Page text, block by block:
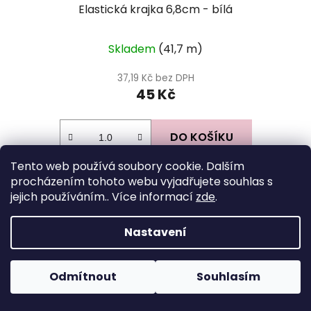
Tento web používá soubory cookie. Dalším
procházením tohoto webu vyjadřujete souhlas s
jejich používáním.. Více informací zde.
Nastavení
Odmítnout Souhlasím
Elastická krajka 6,8cm - bílá
Skladem (41,7 m)
37,19 Kč bez DPH
45 Kč
DO KOŠÍKU
á
a
Facebook
Instagram